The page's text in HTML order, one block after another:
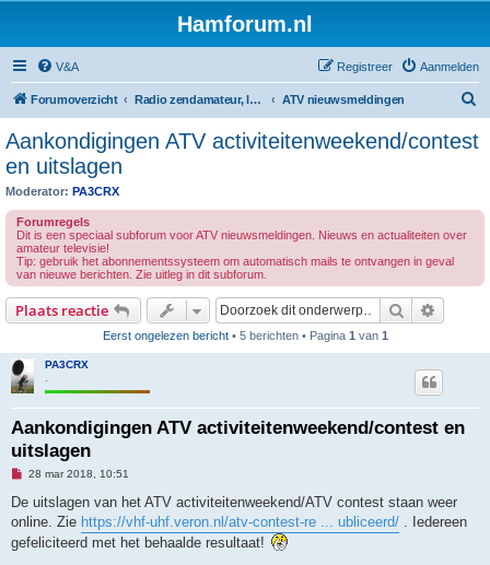
Hamforum.nl
V&A Aanmelden
Registreer
Forumoverzicht Radio zendamateur, luisteramateur en elektronica zelfbouw ATV nieuwsmeldingen
e
Aankondigingen ATV activiteitenweekend/contest
en uitslagen
Moderator: PA3CRX
Forumregels
Dit is een speciaal subforum voor ATV nieuwsmeldingen. Nieuws en actualiteiten over
amateur televisie!
Tip: gebruik het abonnementssysteem om automatisch mails te ontvangen in geval
van nieuwe berichten. Zie uitleg in dit subforum.
Plaats reactie Zoek
Eerst ongelezen bericht• 5 berichten • Pagina 1 van 1
PA3CRX
Aankondigingen ATV activiteitenweekend/contest en
uitslagen
O
g
l
e
z
28 mar 2018, 10:51
De uitslagen van het ATV activiteitenweekend/ATV contest staan weer
online. Zie https://vhf-uhf.veron.nl/atv-contest-re ... ubliceerd/ . Iedereen
gefeliciteerd met het behaalde resultaat!